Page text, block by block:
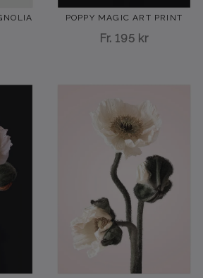
POPPY MAGIC ART PRINT
Fr. 195 kr